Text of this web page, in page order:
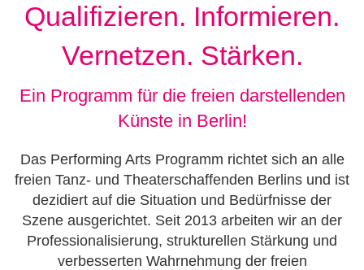
Qualifizieren. Informieren.
Vernetzen. Stärken.
Ein Programm für die freien darstellenden
Künste in Berlin!
Das Performing Arts Programm richtet sich an alle
freien Tanz- und Theaterschaffenden Berlins und ist
dezidiert auf die Situation und Bedürfnisse der
Szene ausgerichtet. Seit 2013 arbeiten wir an der
Professionalisierung, strukturellen Stärkung und
verbesserten Wahrnehmung der freien